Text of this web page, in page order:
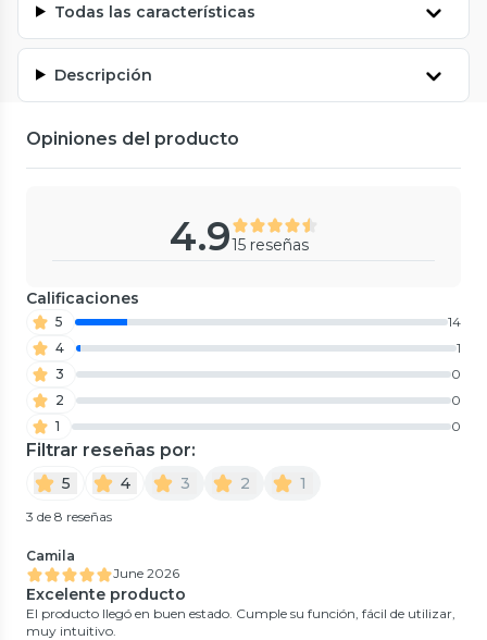
Todas las características
Descripción
Opiniones del producto
4.915 reseñas
Calificaciones
5
14
4
1
3
0
2
0
1
0
Filtrar reseñas por:
5 4 3 2 1
3 de 8 reseñas
Camila
June 2026
Excelente producto
El producto llegó en buen estado. Cumple su función, fácil de utilizar,
muy intuitivo.